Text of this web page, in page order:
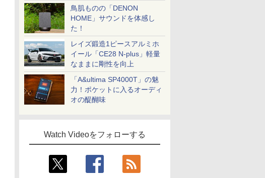
鳥肌ものの「DENON
HOME」サウンドを体感し
た！
レイズ鍛造1ピースアルミホ
イール「CE28 N-plus」軽量
なままに剛性を向上
「A&ultima SP4000T」の魅
力！ポケットに入るオーディ
オの醍醐味
Watch Videoをフォローする